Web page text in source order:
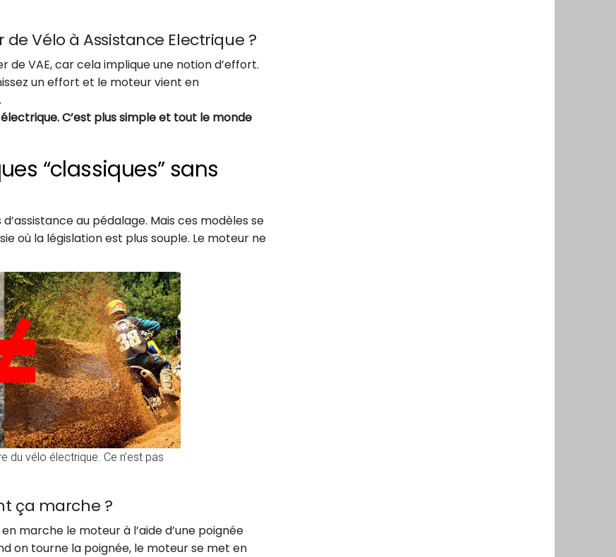
Vélo à Assistance Electrique ?
VAE, car cela implique une notion d’effort.
un effort et le moteur vient en
C’est plus simple et tout le monde
“classiques” sans
au pédalage. Mais ces modèles se
où la législation est plus souple. Le moteur ne
du vélo électrique. Ce n’est pas
ça marche ?
marche le moteur à l’aide d’une poignée
on tourne la poignée, le moteur se met en